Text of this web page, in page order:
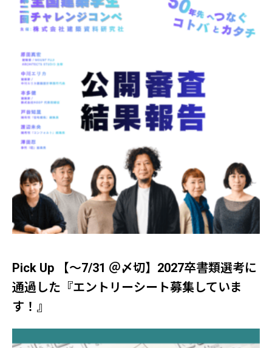
Pick Up 【～7/31 ＠〆切】2027卒書類選考に
通過した『エントリーシート募集していま
す！』